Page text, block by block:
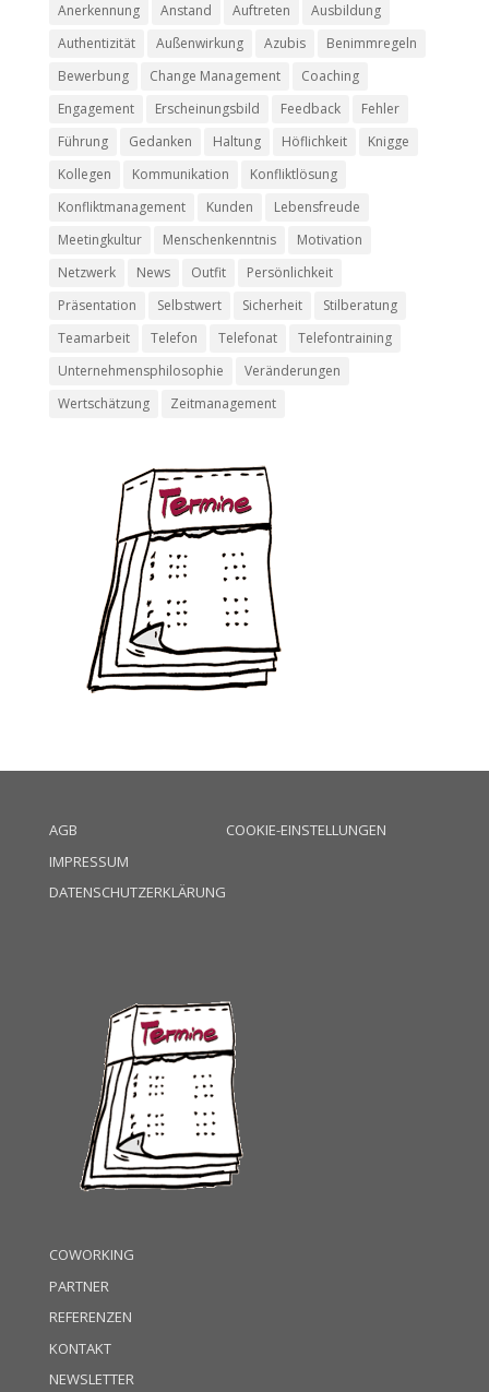
Anerkennung Anstand Auftreten
Ausbildung
Authentizität
Außenwirkung Azubis
Benimmregeln
Bewerbung
Change Management
Coaching
Engagement
Erscheinungsbild Feedback
Fehler
Führung
Gedanken Haltung Höflichkeit
Knigge
Kollegen
Kommunikation
Konfliktlösung
Konfliktmanagement
Kunden
Lebensfreude
Meetingkultur
Menschenkenntnis
Motivation
Netzwerk
News Outfit
Persönlichkeit
Präsentation
Selbstwert Sicherheit
Stilberatung
Teamarbeit
Telefon Telefonat
Telefontraining
Unternehmensphilosophie
Veränderungen
Wertschätzung
Zeitmanagement
AGB
IMPRESSUM
DATENSCHUTZERKLÄRUNG
COOKIE-EINSTELLUNGEN
COWORKING
PARTNER
REFERENZEN
KONTAKT
NEWSLETTER